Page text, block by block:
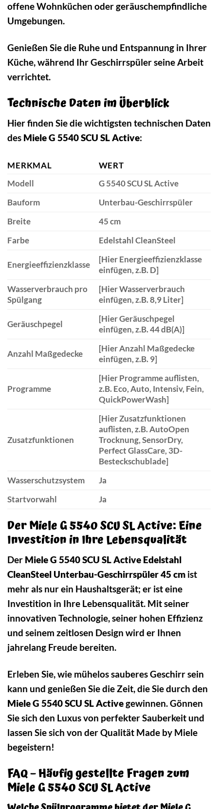
offene Wohnküchen oder geräuschempfindliche
Umgebungen.
Genießen Sie die Ruhe und Entspannung in Ihrer
Küche, während Ihr Geschirrspüler seine Arbeit
verrichtet.
Technische Daten im Überblick
Hier finden Sie die wichtigsten technischen Daten
des Miele G 5540 SCU SL Active:
MERKMAL
WERT
Modell
G 5540 SCU SL Active
Bauform
Unterbau-Geschirrspüler
Breite
45 cm
Farbe
Edelstahl CleanSteel
Energieeffizienzklasse
[Hier Energieeffizienzklasse
einfügen, z.B. D]
Wasserverbrauch pro
Spülgang
[Hier Wasserverbrauch
einfügen, z.B. 8,9 Liter]
Geräuschpegel
[Hier Geräuschpegel
einfügen, z.B. 44 dB(A)]
Anzahl Maßgedecke
[Hier Anzahl Maßgedecke
einfügen, z.B. 9]
Programme
[Hier Programme auflisten,
z.B. Eco, Auto, Intensiv, Fein,
QuickPowerWash]
Zusatzfunktionen
[Hier Zusatzfunktionen
auflisten, z.B. AutoOpen
Trocknung, SensorDry,
Perfect GlassCare, 3D-
Besteckschublade]
Wasserschutzsystem
Ja
Startvorwahl
Ja
Der Miele G 5540 SCU SL Active: Eine
Investition in Ihre Lebensqualität
Der Miele G 5540 SCU SL Active Edelstahl
CleanSteel Unterbau-Geschirrspüler 45 cm ist
mehr als nur ein Haushaltsgerät; er ist eine
Investition in Ihre Lebensqualität. Mit seiner
innovativen Technologie, seiner hohen Effizienz
und seinem zeitlosen Design wird er Ihnen
jahrelang Freude bereiten.
Erleben Sie, wie mühelos sauberes Geschirr sein
kann und genießen Sie die Zeit, die Sie durch den
Miele G 5540 SCU SL Activegewinnen. Gönnen
Sie sich den Luxus von perfekter Sauberkeit und
lassen Sie sich von der Qualität Made by Miele
begeistern!
FAQ – Häufig gestellte Fragen zum
Miele G 5540 SCU SL Active